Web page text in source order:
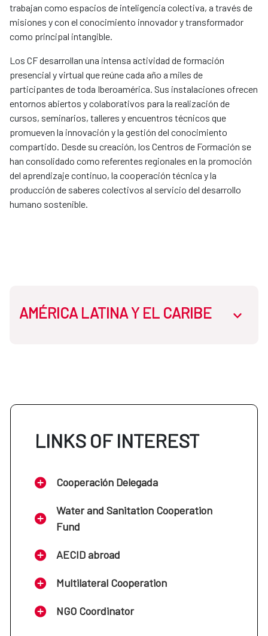
trabajan como espacios de inteligencia colectiva, a través de
misiones y con el conocimiento innovador y transformador
como principal intangible.
Los CF desarrollan una intensa actividad de formación
presencial y virtual que reúne cada año a miles de
participantes de toda Iberoamérica. Sus instalaciones ofrecen
entornos abiertos y colaborativos para la realización de
cursos, seminarios, talleres y encuentros técnicos que
promueven la innovación y la gestión del conocimiento
compartido. Desde su creación, los Centros de Formación se
han consolidado como referentes regionales en la promoción
del aprendizaje continuo, la cooperación técnica y la
producción de saberes colectivos al servicio del desarrollo
humano sostenible.
AMÉRICA LATINA Y EL CARIBE
Indias: Colombia
Centro de Formación de La Antigua:
Centro de Formación de Santa Cruz de la
Sierra: Bolivia
LINKS OF INTEREST
Cooperación Delegada
Water and Sanitation Cooperation
Fund
AECID abroad
Multilateral Cooperation
NGO Coordinator